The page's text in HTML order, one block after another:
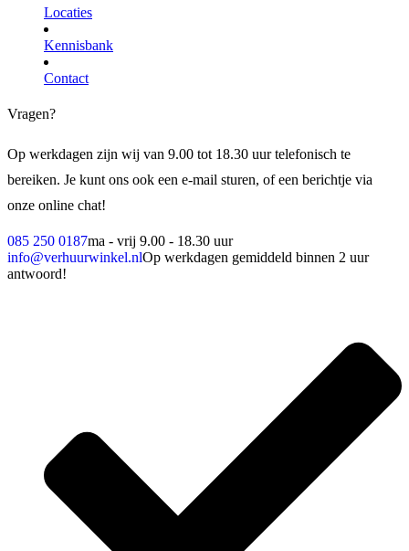
Locaties
Kennisbank
Contact
Vragen?
Op werkdagen zijn wij van 9.00 tot 18.30 uur telefonisch te
bereiken. Je kunt ons ook een e-mail sturen, of een berichtje via
onze online chat!
085 250 0187ma - vrij 9.00 - 18.30 uur
info@verhuurwinkel.nlOp werkdagen gemiddeld binnen 2 uur
antwoord!